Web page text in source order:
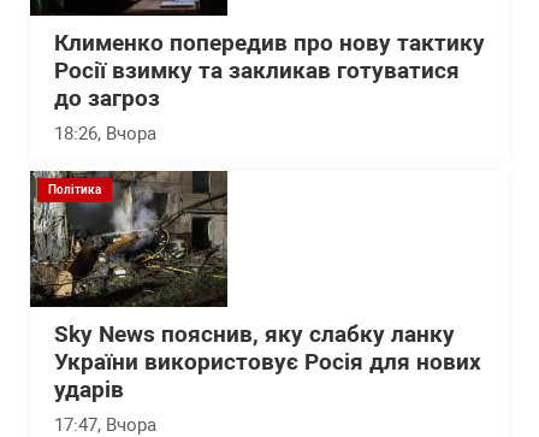
Клименко попередив про нову тактику
Росії взимку та закликав готуватися
до загроз
18:26, Вчора
Політика
Sky News пояснив, яку слабку ланку
України використовує Росія для нових
ударів
17:47, Вчора